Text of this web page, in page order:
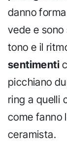
danno
vede e
tono e il
sentimenti
picchiano
ring a quelli
come fanno
ceramista.